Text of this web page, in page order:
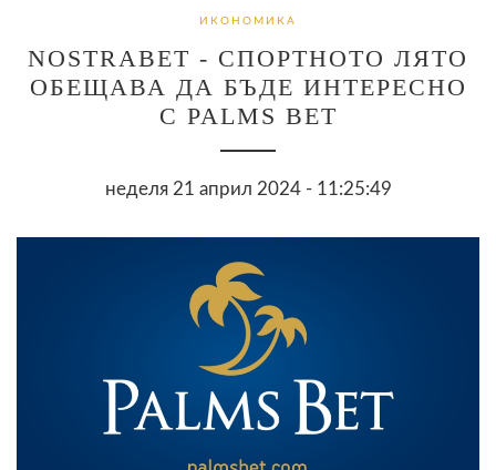
ИКОНОМИКА
NOSTRABET - СПОРТНОТО ЛЯТО
ОБЕЩАВА ДА БЪДЕ ИНТЕРЕСНО
С PALMS BET
неделя 21 април 2024 - 11:25:49